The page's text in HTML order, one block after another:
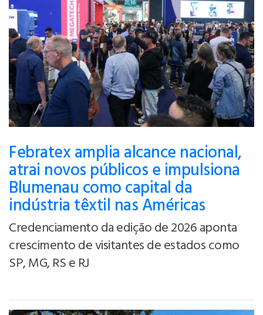
Febratex amplia alcance nacional,
atrai novos públicos e impulsiona
Blumenau como capital da
indústria têxtil nas Américas
Credenciamento da edição de 2026 aponta
crescimento de visitantes de estados como
SP, MG, RS e RJ